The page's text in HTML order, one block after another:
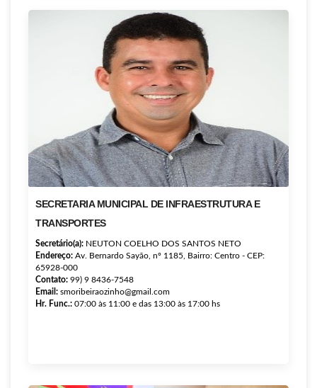
SECRETARIA MUNICIPAL DE INFRAESTRUTURA E
TRANSPORTES
Secretário(a): NEUTON COELHO DOS SANTOS NETO
Endereço: Av. Bernardo Sayão, nº 1185, Bairro: Centro - CEP:
65928-000
Contato: 99) 9 8436-7548
Email: smoribeiraozinho@gmail.com
Hr. Func.: 07:00 às 11:00 e das 13:00 às 17:00 hs